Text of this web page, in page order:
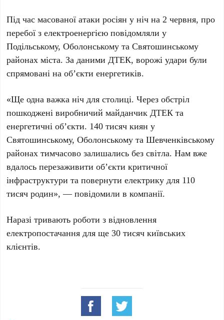
Під час масованої атаки росіян у ніч на 2 червня, про
перебої з електроенергією повідомляли у
Подільському, Оболонському та Святошинському
районах міста. За даними ДТЕК, ворожі удари були
спрямовані на об’єкти енергетиків.
«Ще одна важка ніч для столиці. Через обстріл
пошкоджені виробничий майданчик ДТЕК та
енергетичні об’єкти. 140 тисяч киян у
Святошинському, Оболонському та Шевченківському
районах тимчасово залишались без світла. Нам вже
вдалось перезаживити обʼєкти критичної
інфраструктури та повернути електрику для 110
тисяч родин», — повідомили в компанії.
Наразі тривають роботи з відновлення
електропостачання для ще 30 тисяч київських
клієнтів.